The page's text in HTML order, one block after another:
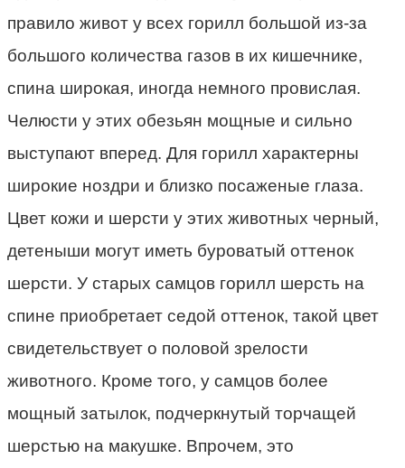
правило живот у всех горилл большой из-за
большого количества газов в их кишечнике,
спина широкая, иногда немного провислая.
Челюсти у этих обезьян мощные и сильно
выступают вперед. Для горилл характерны
широкие ноздри и близко посаженые глаза.
Цвет кожи и шерсти у этих животных черный,
детеныши могут иметь буроватый оттенок
шерсти. У старых самцов горилл шерсть на
спине приобретает седой оттенок, такой цвет
свидетельствует о половой зрелости
животного. Кроме того, у самцов более
мощный затылок, подчеркнутый торчащей
шерстью на макушке. Впрочем, это